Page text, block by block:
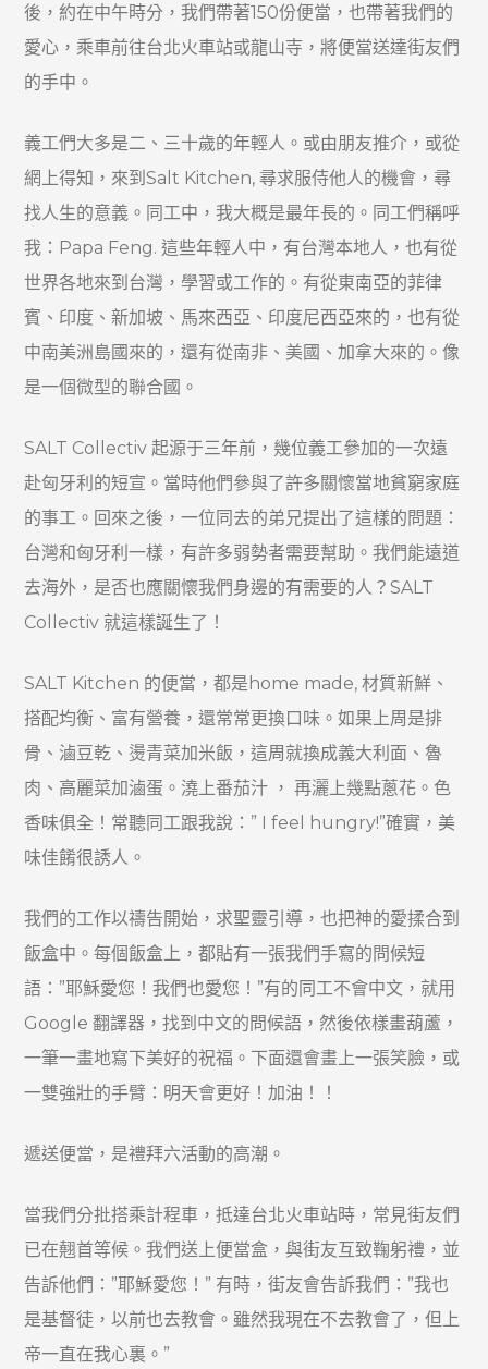
後，約在中午時分，我們帶著150份便當，也帶著我們的
愛心，乘車前往台北火車站或龍山寺，將便當送達街友們
的手中。
義工們大多是二、三十歲的年輕人。或由朋友推介，或從
網上得知，來到Salt Kitchen, 尋求服侍他人的機會，尋
找人生的意義。同工中，我大概是最年長的。同工們稱呼
我：Papa Feng. 這些年輕人中，有台灣本地人，也有從
世界各地來到台灣，學習或工作的。有從東南亞的菲律
賓、印度、新加坡、馬來西亞、印度尼西亞來的，也有從
中南美洲島國來的，還有從南非、美國、加拿大來的。像
是一個微型的聯合國。
SALT Collectiv起源于三年前，幾位義工參加的一次遠
赴匈牙利的短宣。當時他們參與了許多關懷當地貧窮家庭
的事工。回來之後，一位同去的弟兄提出了這樣的問題：
台灣和匈牙利一樣，有許多弱勢者需要幫助。我們能遠道
去海外，是否也應關懷我們身邊的有需要的人？SALT
Collectiv 就這樣誕生了！
SALT Kitchen 的便當，都是home made, 材質新鮮、
搭配均衡、富有營養，還常常更換口味。如果上周是排
骨、滷豆乾、燙青菜加米飯，這周就換成義大利面、魯
肉、高麗菜加滷蛋。澆上番茄汁 ， 再灑上幾點蔥花。色
香味俱全！常聽同工跟我說：” I feel hungry!”確實，美
味佳餚很誘人。
我們的工作以禱告開始，求聖靈引導，也把神的愛揉合到
飯盒中。每個飯盒上，都貼有一張我們手寫的問候短
語：”耶穌愛您！我們也愛您！”有的同工不會中文，就用
Google 翻譯器，找到中文的問候語，然後依樣畫葫蘆，
一筆一畫地寫下美好的祝福。下面還會畫上一張笑臉，或
一雙強壯的手臂：明天會更好！加油！！
遞送便當，是禮拜六活動的高潮。
當我們分批搭乘計程車，抵達台北火車站時，常見街友們
已在翹首等候。我們送上便當盒，與街友互致鞠躬禮，並
告訴他們：”耶穌愛您！” 有時，街友會告訴我們：”我也
是基督徒，以前也去教會。雖然我現在不去教會了，但上
帝一直在我心裏。”